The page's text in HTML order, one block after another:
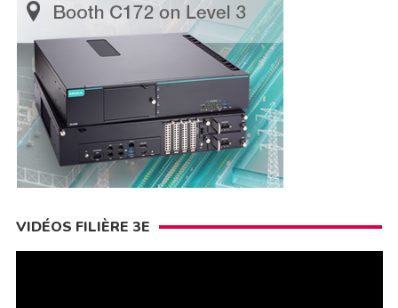
VIDÉOS FILIÈRE 3E